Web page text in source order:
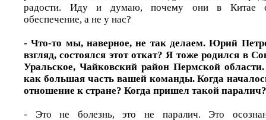
радости. Иду и думаю, почему они в Китае
обеспечение, а не у нас?
- Что-то мы, наверное, не так делаем. Юрий
взгляд, состоялся этот откат? Я тоже родился в
Уральское, Чайковский район Пермской
как большая часть вашей команды. Когда
отношение к стране? Когда пришел такой паралич?
- Это не болезнь, это не паралич. Это